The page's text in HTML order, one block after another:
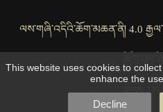
ལས་གཞི་འདིའི་ཆོག་མཆན་ནི། 4.0
ISSN
This website uses cookies to
enhance the
Decline